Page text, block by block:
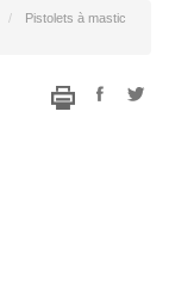
Pistolets à mastic